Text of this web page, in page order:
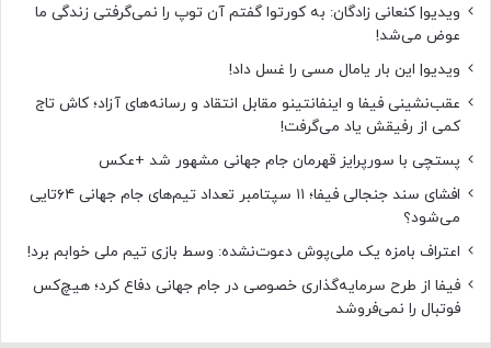
ویدیو| کنعانی زادگان: به کورتوا گفتم آن توپ را نمی‌گرفتی زندگی ما
عوض می‌شد!
ویدیو| این بار یامال مسی را غسل داد!
عقب‌نشینی فیفا و اینفانتینو مقابل انتقاد و رسانه‌های آزاد؛ کاش تاج
کمی از رفیقش یاد می‌گرفت!
پستچی با سورپرایز قهرمان جام جهانی مشهور شد +عکس
افشای سند جنجالی فیفا؛ ۱۱ سپتامبر تعداد تیم‌های جام جهانی ۶۴تایی
می‌شود؟
اعتراف بامزه یک ملی‌پوش دعوت‌نشده: وسط بازی تیم ملی خوابم برد!
فیفا از طرح سرمایه‌گذاری خصوصی در جام جهانی دفاع کرد؛ هیچ‌کس
فوتبال را نمی‌فروشد